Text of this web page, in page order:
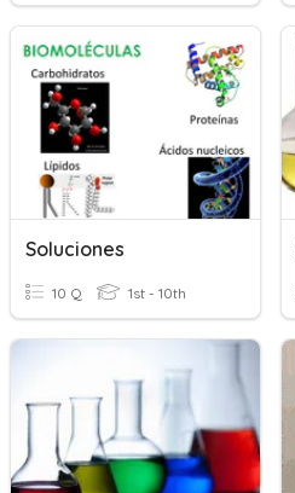
Soluciones
10 Q 1st - 10th